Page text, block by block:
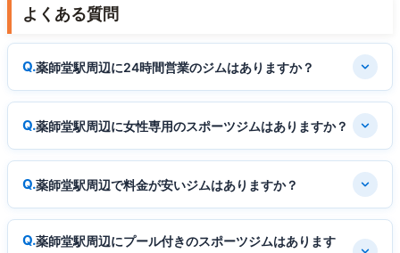
よくある質問
薬師堂駅周辺に24時間営業のジムはありますか？
薬師堂駅周辺に女性専用のスポーツジムはありますか？
薬師堂駅周辺で料金が安いジムはありますか？
薬師堂駅周辺にプール付きのスポーツジムはあります